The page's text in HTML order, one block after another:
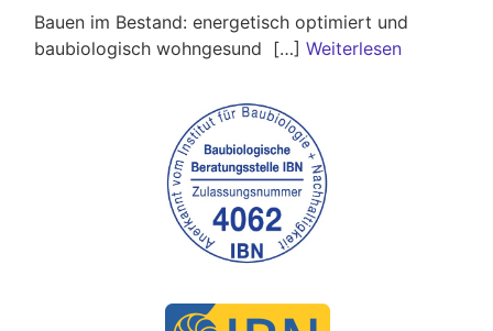
Bauen im Bestand: energetisch optimiert und
baubiologisch wohngesund […] Weiterlesen